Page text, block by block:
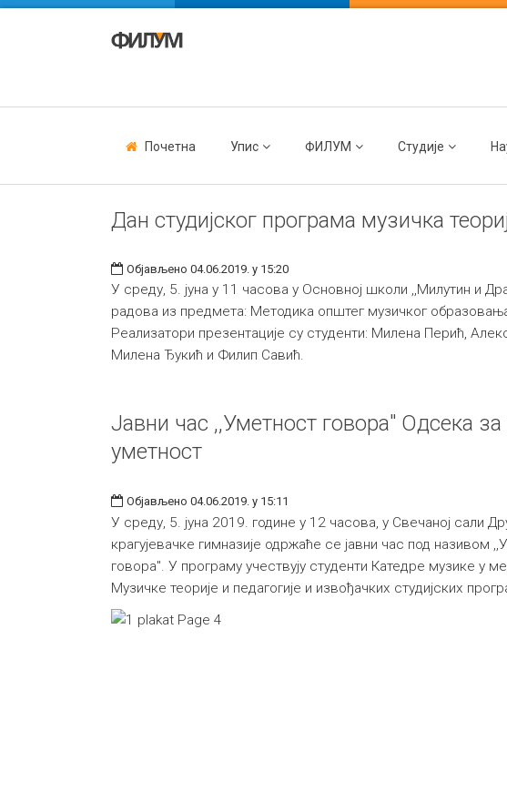
Почетна Упис ФИЛУМ Студије
Дан студијског програма музичка
Објављено 04.06.2019. у 15:20
У среду, 5. јуна у 11 часова у Основној школи ,,Милутин и
радова из предмета: Методика општег музичког
Реализатори презентације су студенти: Милена Перић,
Милена Ђукић и Филип Савић.
Јавни час ,,Уметност говора" Одсека
уметност
Објављено 04.06.2019. у 15:11
У среду, 5. јуна 2019. године у 12 часова, у Свечаној сали
крагујевачке гимназије одржаће се јавни час под називом
говора". У програму учествују студенти Катедре музике у
Музичке теорије и педагогије и извођачких студијских